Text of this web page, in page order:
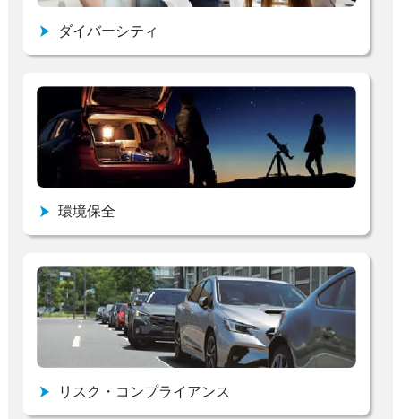
ダイバーシティ
環境保全
リスク・コンプライアンス